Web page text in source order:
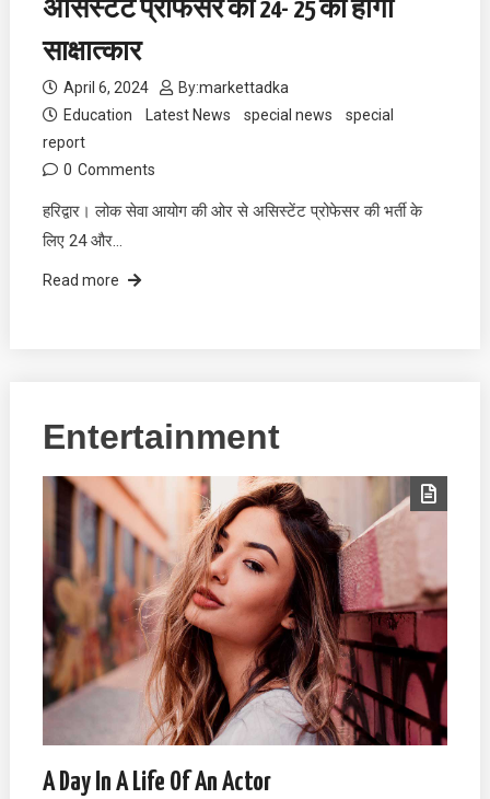
असिस्टेंट प्रोफेसर का 24- 25 को होगा
साक्षात्कार
April 6, 2024 By:markettadka
Education
Latest News special news
special
report
0 Comments
हरिद्वार। लोक सेवा आयोग की ओर से असिस्टेंट प्रोफेसर की भर्ती के
लिए 24 और…
Read more
Entertainment
A Day In A Life Of An Actor